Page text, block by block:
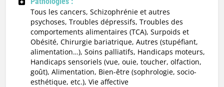
Tous les cancers, Schizophrénie et autres
psychoses, Troubles dépressifs, Troubles des
comportements alimentaires (TCA), Surpoids et
Obésité, Chirurgie bariatrique, Autres (stupéfiant,
alimentation…), Soins palliatifs, Handicaps moteurs,
Handicaps sensoriels (vue, ouie, toucher, olfaction,
goût), Alimentation, Bien-être (sophrologie, socio-
esthétique, etc.), Vie affective